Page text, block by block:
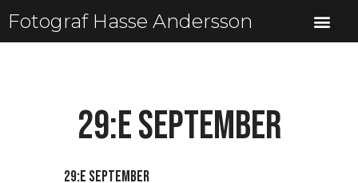
Fotograf Hasse Andersson
29:e september
29:e september